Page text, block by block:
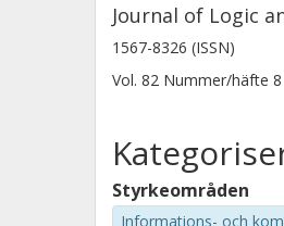
Journal of Logic
1567-8326 (ISSN)
Vol. 82 Nummer/häfte 8
Styrkeområden
Informations- och